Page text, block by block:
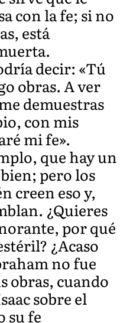
con la fe; si no
está
decir: «Tú
obras. A ver
demuestras
con mis
mi fe».
que hay un
pero los
creen eso y,
¿Quieres
por qué
¿Acaso
no fue
obras, cuando
sobre el
su fe